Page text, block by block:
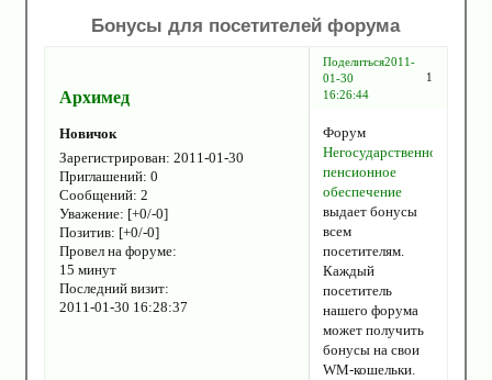
Бонусы для посетителей форума
Поделиться
1
2011-
01-30
16:26:44
Архимед
Новичок
Зарегистрирован: 2011-01-30
Приглашений: 0
Сообщений: 2
Уважение: [+0/-0]
Позитив: [+0/-0]
Провел на форуме:
15 минут
Последний визит:
2011-01-30 16:28:37
Форум
Негосударственное
пенсионное
обеспечение
выдает бонусы
всем
посетителям.
Каждый
посетитель
нашего форума
может получить
бонусы на свои
WM-кошельки.